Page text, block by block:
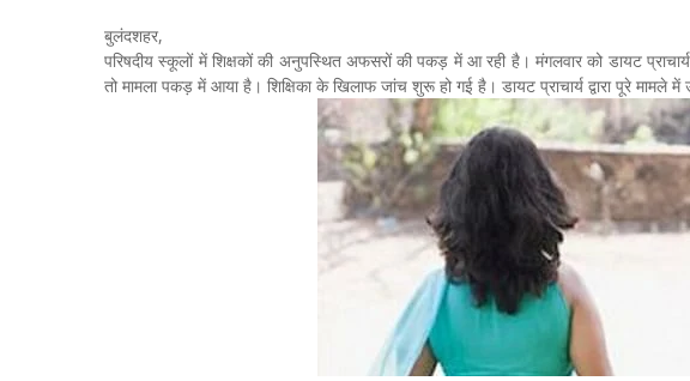
बुलंदशहर,
परिषदीय स्कूलों में शिक्षकों की अनुपस्थित अफसरों की पकड़ में आ रही है। मंगलवार को डायट
तो मामला पकड़ में आया है। शिक्षिका के खिलाफ जांच शुरू हो गई है। डायट प्राचार्य द्वारा पूरे मामले में